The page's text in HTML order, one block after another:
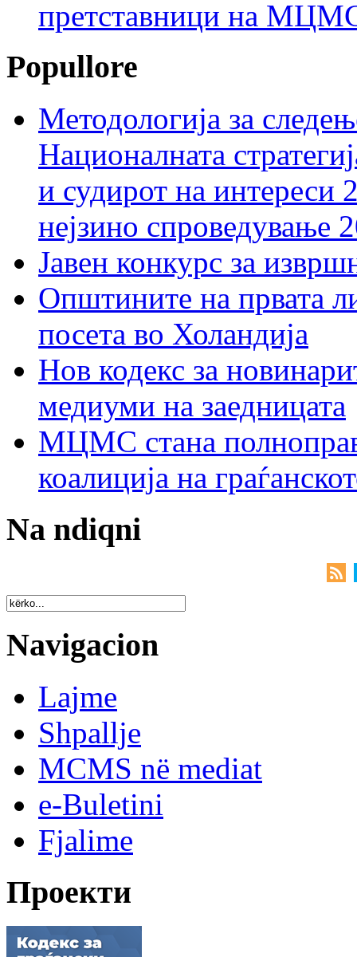
претставници на МЦМС
Popullore
Методологија за
Националната
и судирот на интереси
нејзино спроведување
Јавен конкурс за
Општините на првата
посета во Холандија
Нов кодекс за
медиуми на заедницата
МЦМС стана
коалиција на
Na ndiqni
Navigacion
Lajme
Shpallje
MCMS në mediat
e-Buletini
Fjalime
Проекти